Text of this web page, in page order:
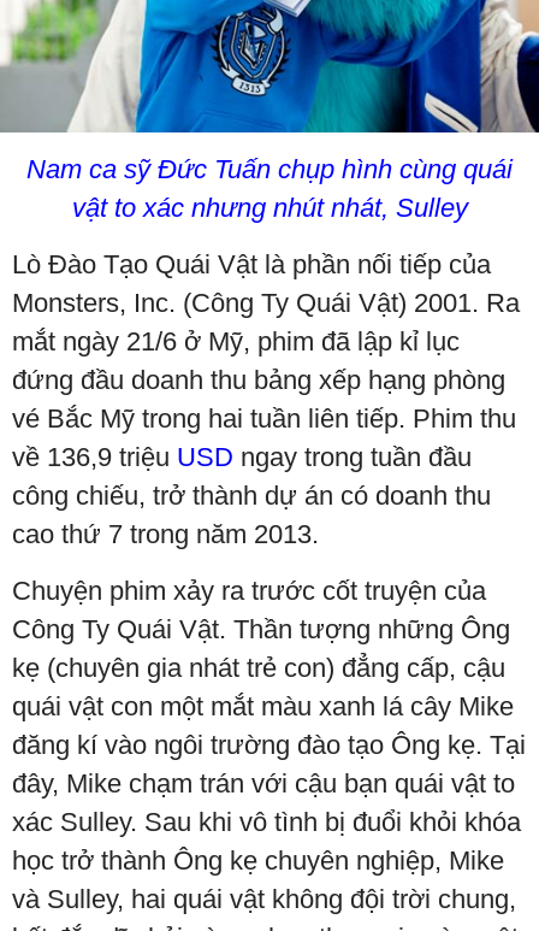
Nam ca sỹ Đức Tuấn chụp hình cùng quái
vật to xác nhưng nhút nhát, Sulley
Lò Đào Tạo Quái Vật là phần nối tiếp của
Monsters, Inc. (Công Ty Quái Vật) 2001. Ra
mắt ngày 21/6 ở Mỹ, phim đã lập kỉ lục
đứng đầu doanh thu bảng xếp hạng phòng
vé Bắc Mỹ trong hai tuần liên tiếp. Phim thu
về 136,9 triệu USD ngay trong tuần đầu
công chiếu, trở thành dự án có doanh thu
cao thứ 7 trong năm 2013.
Chuyện phim xảy ra trước cốt truyện của
Công Ty Quái Vật. Thần tượng những Ông
kẹ (chuyên gia nhát trẻ con) đẳng cấp, cậu
quái vật con một mắt màu xanh lá cây Mike
đăng kí vào ngôi trường đào tạo Ông kẹ. Tại
đây, Mike chạm trán với cậu bạn quái vật to
xác Sulley. Sau khi vô tình bị đuổi khỏi khóa
học trở thành Ông kẹ chuyên nghiệp, Mike
và Sulley, hai quái vật không đội trời chung,